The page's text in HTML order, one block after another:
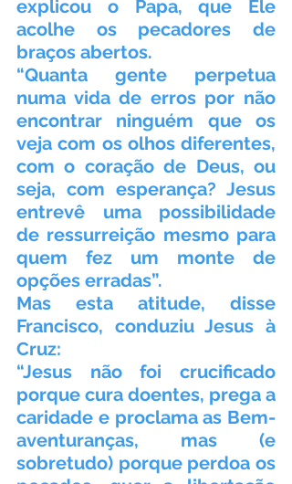
explicou o Papa, que Ele
acolhe os pecadores de
braços abertos.
“Quanta gente perpetua
numa vida de erros por não
encontrar ninguém que os
veja com os olhos diferentes,
com o coração de Deus, ou
seja, com esperança? Jesus
entrevê uma possibilidade
de ressurreição mesmo para
quem fez um monte de
opções erradas”.
Mas esta atitude, disse
Francisco, conduziu Jesus à
Cruz:
“Jesus não foi crucificado
porque cura doentes, prega a
caridade e proclama as Bem-
aventuranças, mas (e
sobretudo) porque perdoa os